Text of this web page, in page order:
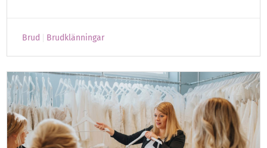
Brud Brudklänningar